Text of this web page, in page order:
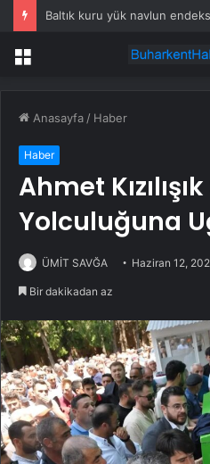
Baltık kuru yük navlun
Menü
Anasayfa / Haber
Haber
Ahmet
Yolculuğuna
ÜMİT SAVĞA Haziran 12,
Bir dakikadan az